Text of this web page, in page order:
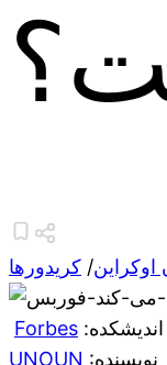
اوکراین/ کریدورها
Forbes :اندیشکده
UNOUN
:نویسنده